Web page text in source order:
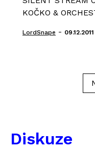
KOČKO &
LordSnape - 09.12.2011
Diskuze